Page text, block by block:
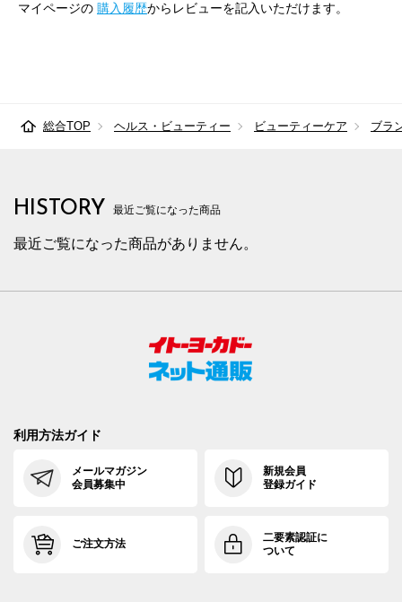
マイページの 購入履歴からレビューを記入いただけます。
総合TOP ヘルス・ビューティー ビューティーケア ブラ
HISTORY 最近ご覧になった商品
最近ご覧になった商品がありません。
利用方法ガイド
メールマガジン
会員募集中
新規会員
登録ガイド
ご注文方法
二要素認証に
ついて